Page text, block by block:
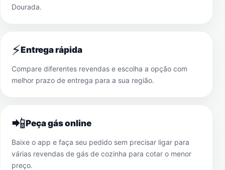
Dourada.
⚡Entrega rápida
Compare diferentes revendas e escolha a opção com
melhor prazo de entrega para a sua região.
📲Peça gás online
Baixe o app e faça seu pedido sem precisar ligar para
várias revendas de gás de cozinha para cotar o menor
preço.